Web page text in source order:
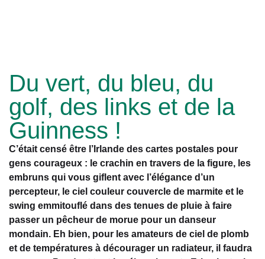
Du vert, du bleu, du
golf, des links et de la
Guinness !
C’était censé être l’Irlande des cartes postales pour
gens courageux : le crachin en travers de la figure, les
embruns qui vous giflent avec l’élégance d’un
percepteur, le ciel couleur couvercle de marmite et le
swing emmitouflé dans des tenues de pluie à faire
passer un pêcheur de morue pour un danseur
mondain. Eh bien, pour les amateurs de ciel de plomb
et de températures à décourager un radiateur, il faudra